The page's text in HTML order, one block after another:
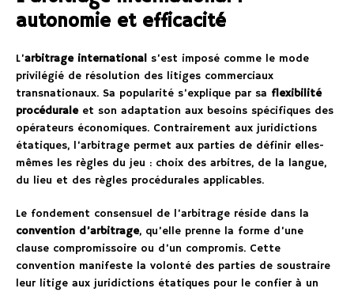
autonomie et efficacité
L’arbitrage international s’est imposé comme le mode
privilégié de résolution des litiges commerciaux
transnationaux. Sa popularité s’explique par sa flexibilité
procéduraleet son adaptation aux besoins spécifiques des
opérateurs économiques. Contrairement aux juridictions
étatiques, l’arbitrage permet aux parties de définir elles-
mêmes les règles du jeu : choix des arbitres, de la langue,
du lieu et des règles procédurales applicables.
Le fondement consensuel de l’arbitrage réside dans la
convention d’arbitrage, qu’elle prenne la forme d’une
clause compromissoire ou d’un compromis. Cette
convention manifeste la volonté des parties de soustraire
leur litige aux juridictions étatiques pour le confier à un